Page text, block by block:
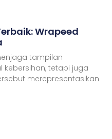
Wrapeed
tampilan
tetapi juga
merepresentasikan